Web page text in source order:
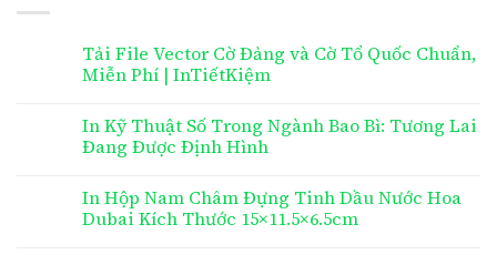
Tải File Vector Cờ Đảng và Cờ Tổ Quốc Chuẩn,
Miễn Phí | InTiếtKiệm
In Kỹ Thuật Số Trong Ngành Bao Bì: Tương Lai
Đang Được Định Hình
In Hộp Nam Châm Đựng Tinh Dầu Nước Hoa
Dubai Kích Thước 15×11.5×6.5cm